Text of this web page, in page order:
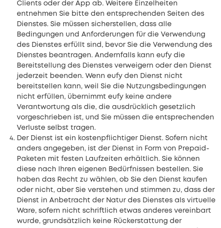
Clients oder der App ab. Weitere Einzelheiten
entnehmen Sie bitte den entsprechenden Seiten des
Dienstes. Sie müssen sicherstellen, dass alle
Bedingungen und Anforderungen für die Verwendung
des Dienstes erfüllt sind, bevor Sie die Verwendung des
Dienstes beantragen. Andernfalls kann eufy die
Bereitstellung des Dienstes verweigern oder den Dienst
jederzeit beenden. Wenn eufy den Dienst nicht
bereitstellen kann, weil Sie die Nutzungsbedingungen
nicht erfüllen, übernimmt eufy keine andere
Verantwortung als die, die ausdrücklich gesetzlich
vorgeschrieben ist, und Sie müssen die entsprechenden
Verluste selbst tragen.
Der Dienst ist ein kostenpflichtiger Dienst. Sofern nicht
anders angegeben, ist der Dienst in Form von Prepaid-
Paketen mit festen Laufzeiten erhältlich. Sie können
diese nach Ihren eigenen Bedürfnissen bestellen. Sie
haben das Recht zu wählen, ob Sie den Dienst kaufen
oder nicht, aber Sie verstehen und stimmen zu, dass der
Dienst in Anbetracht der Natur des Dienstes als virtuelle
Ware, sofern nicht schriftlich etwas anderes vereinbart
wurde, grundsätzlich keine Rückerstattung der